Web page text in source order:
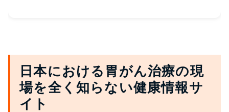
日本における胃がん治療の現
場を全く知らない健康情報サ
イト